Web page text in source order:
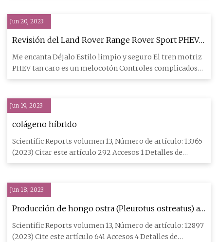
Jun 20, 2023
Revisión del Land Rover Range Rover Sport PHEV
2023
Me encanta Déjalo Estilo limpio y seguro El tren motriz
PHEV tan caro es un melocotón Controles complicados
Enorme auto
Jun 19, 2023
colágeno híbrido
Scientific Reports volumen 13, Número de artículo: 13365
(2023) Citar este artículo 292 Accesos 1 Detalles de
Altmetric
Jun 18, 2023
Producción de hongo ostra (Pleurotus ostreatus) a
partir de algunos materiales lignocelulósicos de
desecho y caracterización FTIR de cambios
Scientific Reports volumen 13, Número de artículo: 12897
(2023) Cite este artículo 641 Accesos 4 Detalles de